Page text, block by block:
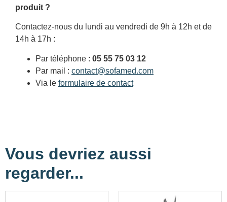
produit ?
Contactez-nous du lundi au vendredi de 9h à 12h et de
14h à 17h :
Par téléphone : 05 55 75 03 12
Par mail : contact@sofamed.com
Via le formulaire de contact
Vous devriez aussi
regarder...